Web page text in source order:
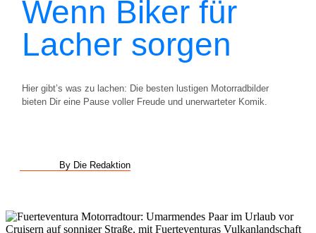
Wenn Biker für
Lacher sorgen
Hier gibt’s was zu lachen: Die besten lustigen Motorradbilder
bieten Dir eine Pause voller Freude und unerwarteter Komik.
By Die Redaktion